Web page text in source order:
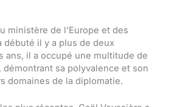
ministère de l’Europe et des
débuté il y a plus de deux
ans, il a occupé une multitude de
sa polyvalence et son
domaines de la diplomatie.